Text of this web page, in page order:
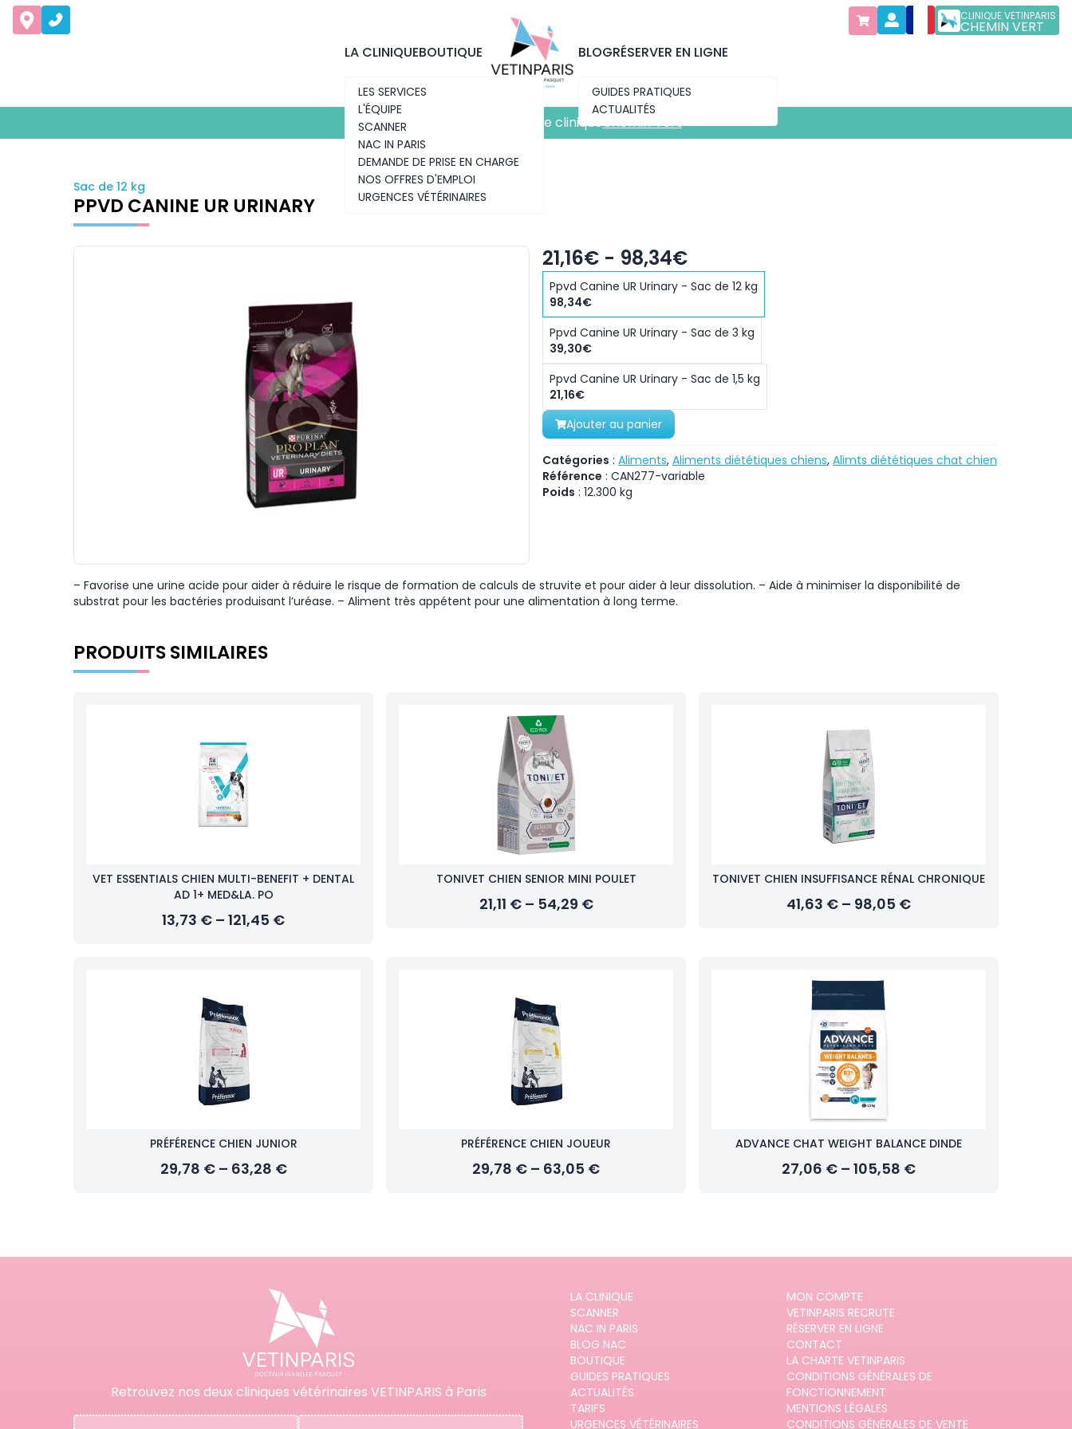
CLINIQUE VETINPARIS
CHEMIN VERT
LA CLINIQUE
LES SERVICES
L'ÉQUIPE
SCANNER
NAC IN PARIS
DEMANDE DE PRISE EN CHARGE
NOS OFFRES D'EMPLOI
URGENCES VÉTÉRINAIRES
BOUTIQUE BLOG
GUIDES PRATIQUES
ACTUALITÉS
RÉSERVER EN LIGNE
Découvrez notre nouvelle cliniqueChemin Vert
Découvrez notre nouvelle clinique
Sac de 12 kg
PPVD CANINE UR URINARY
21,16€ - 98,34€
Ppvd Canine UR Urinary - Sac de 12 kg
98,34€
Ppvd Canine UR Urinary - Sac de 3 kg
39,30€
Ppvd Canine UR Urinary - Sac de 1,5 kg
21,16€
Ajouter au panier
Catégories : Aliments, Aliments diététiques chiens, Alimts diététiques chat chien
Référence : CAN277-variable
Poids : 12.300 kg
– Favorise une urine acide pour aider à réduire le risque de formation de calculs de struvite et pour aider à leur dissolution. – Aide à minimiser la disponibilité de
substrat pour les bactéries produisant l’uréase. – Aliment très appétent pour une alimentation à long terme.
PRODUITS SIMILAIRES
VET ESSENTIALS CHIEN MULTI-BENEFIT + DENTAL
AD 1+ MED&LA. PO
13,73 € – 121,45 €
TONIVET CHIEN SENIOR MINI POULET
21,11 € – 54,29 €
TONIVET CHIEN INSUFFISANCE RÉNAL CHRONIQUE
41,63 € – 98,05 €
PRÉFÉRENCE CHIEN JUNIOR
29,78 € – 63,28 €
PRÉFÉRENCE CHIEN JOUEUR
29,78 € – 63,05 €
ADVANCE CHAT WEIGHT BALANCE DINDE
27,06 € – 105,58 €
Retrouvez nos deux cliniques vétérinaires VETINPARIS à Paris
LA CLINIQUE
SCANNER
NAC IN PARIS
BLOG NAC
BOUTIQUE
GUIDES PRATIQUES
ACTUALITÉS
TARIFS
URGENCES VÉTÉRINAIRES
MON COMPTE
VETINPARIS RECRUTE
RÉSERVER EN LIGNE
CONTACT
LA CHARTE VETINPARIS
CONDITIONS GÉNÉRALES DE
FONCTIONNEMENT
MENTIONS LÉGALES
CONDITIONS GÉNÉRALES DE VENTE